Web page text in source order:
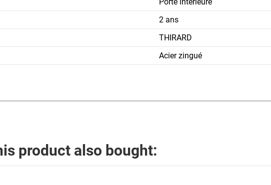
2 ans
THIRARD
Acier zingué
product also bought: